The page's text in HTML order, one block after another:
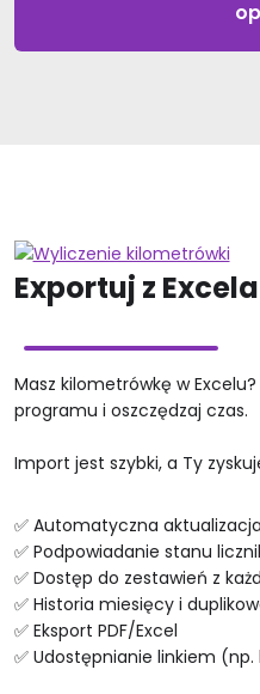
Exportuj z
Masz kilometrówkę w
programu i oszczędzaj czas.
Import jest szybki, a Ty
✅ Automatyczna
✅ Podpowiadanie stanu
✅ Dostęp do zestawień z
✅ Historia miesięcy i
✅ Eksport PDF/Excel
✅ Udostępnianie linkiem (np.